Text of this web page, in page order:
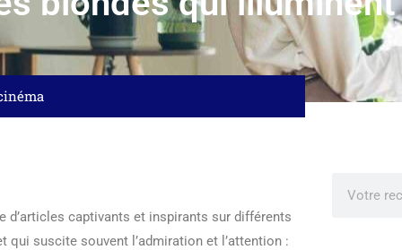
d’articles captivants et inspirants sur différents
qui suscite souvent l’admiration et l’attention :